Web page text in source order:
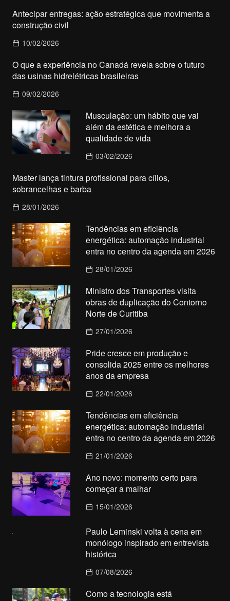
Antecipar entregas: ação estratégica que movimenta a
construção civil
10/02/2026
O que a experiência no Canadá revela sobre o futuro
das usinas hidrelétricas brasileiras
09/02/2026
Musculação: um hábito que vai
além da estética e melhora a
qualidade de vida
03/02/2026
Master lança tintura profissional para cílios,
sobrancelhas e barba
28/01/2026
Tendências em eficiência
energética: automação industrial
entra no centro da agenda em 2026
28/01/2026
Ministro dos Transportes visita
obras de duplicação do Contorno
Norte de Curitiba
27/01/2026
Pride cresce em produção e
consolida 2025 entre os melhores
anos da empresa
22/01/2026
Tendências em eficiência
energética: automação industrial
entra no centro da agenda em 2026
21/01/2026
Ano novo: momento certo para
começar a malhar
15/01/2026
Paulo Leminski volta à cena em
monólogo inspirado em entrevista
histórica
07/08/2026
Como a tecnologia está